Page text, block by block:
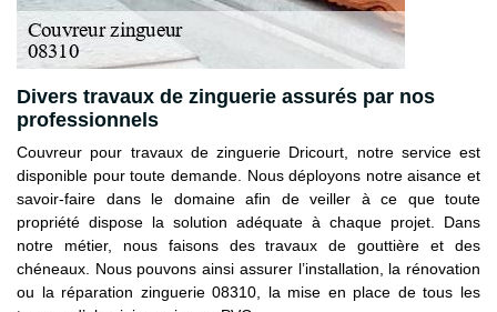
Divers travaux de zinguerie assurés par nos
professionnels
Couvreur pour travaux de zinguerie Dricourt, notre service est
disponible pour toute demande. Nous déployons notre aisance et
savoir-faire dans le domaine afin de veiller à ce que toute
propriété dispose la solution adéquate à chaque projet. Dans
notre métier, nous faisons des travaux de gouttière et des
chéneaux. Nous pouvons ainsi assurer l’installation, la rénovation
ou la réparation zinguerie 08310, la mise en place de tous les